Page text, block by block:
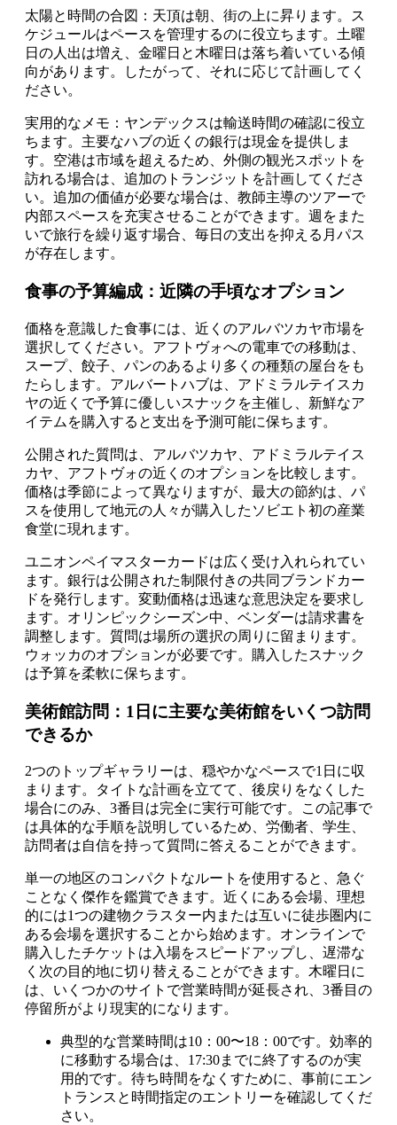
太陽と時間の合図：天頂は朝、街の上に昇ります。ス
ケジュールはペースを管理するのに役立ちます。土曜
日の人出は増え、金曜日と木曜日は落ち着いている傾
向があります。したがって、それに応じて計画してく
ださい。
実用的なメモ：ヤンデックスは輸送時間の確認に役立
ちます。主要なハブの近くの銀行は現金を提供しま
す。空港は市域を超えるため、外側の観光スポットを
訪れる場合は、追加のトランジットを計画してくださ
い。追加の価値が必要な場合は、教師主導のツアーで
内部スペースを充実させることができます。週をまた
いで旅行を繰り返す場合、毎日の支出を抑える月パス
が存在します。
食事の予算編成：近隣の手頃なオプション
価格を意識した食事には、近くのアルバツカヤ市場を
選択してください。アフトヴォへの電車での移動は、
スープ、餃子、パンのあるより多くの種類の屋台をも
たらします。アルバートハブは、アドミラルテイスカ
ヤの近くで予算に優しいスナックを主催し、新鮮なア
イテムを購入すると支出を予測可能に保ちます。
公開された質問は、アルバツカヤ、アドミラルテイス
カヤ、アフトヴォの近くのオプションを比較します。
価格は季節によって異なりますが、最大の節約は、パ
スを使用して地元の人々が購入したソビエト初の産業
食堂に現れます。
ユニオンペイマスターカードは広く受け入れられてい
ます。銀行は公開された制限付きの共同ブランドカー
ドを発行します。変動価格は迅速な意思決定を要求し
ます。オリンピックシーズン中、ベンダーは請求書を
調整します。質問は場所の選択の周りに留まります。
ウォッカのオプションが必要です。購入したスナック
は予算を柔軟に保ちます。
美術館訪問：1日に主要な美術館をいくつ訪問
できるか
2つのトップギャラリーは、穏やかなペースで1日に収
まります。タイトな計画を立てて、後戻りをなくした
場合にのみ、3番目は完全に実行可能です。この記事で
は具体的な手順を説明しているため、労働者、学生、
訪問者は自信を持って質問に答えることができます。
単一の地区のコンパクトなルートを使用すると、急ぐ
ことなく傑作を鑑賞できます。近くにある会場、理想
的には1つの建物クラスター内または互いに徒歩圏内に
ある会場を選択することから始めます。オンラインで
購入したチケットは入場をスピードアップし、遅滞な
く次の目的地に切り替えることができます。木曜日に
は、いくつかのサイトで営業時間が延長され、3番目の
停留所がより現実的になります。
典型的な営業時間は10：00〜18：00です。効率的
に移動する場合は、17:30までに終了するのが実
用的です。待ち時間をなくすために、事前にエン
トランスと時間指定のエントリーを確認してくだ
さい。